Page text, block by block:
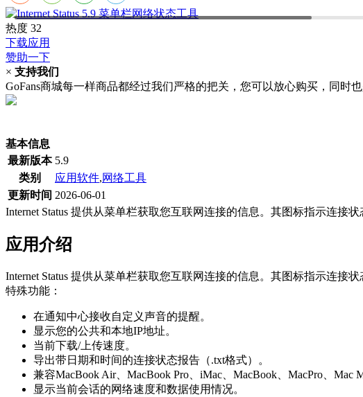
热度 32
下载应用
赞助一下
× 支持我们
GoFans商城每一样商品都经过我们严格的把关，您可以放心购买，同时
基本信息
最新版本 5.9
类别
应用软件,网络工具
更新时间 2026-06-01
Internet Status 提供从菜单栏获取您互联网连接的信息。其图标指示连接
应用介绍
Internet Status 提供从菜单栏获取您互联网连接的信息。其图标指示连接
特殊功能：
在通知中心接收自定义声音的提醒。
显示您的公共和本地IP地址。
当前下载/上传速度。
导出带日期和时间的连接状态报告（.txt格式）。
兼容MacBook Air、MacBook Pro、iMac、MacBook、MacPro、Mac
显示当前会话的网络速度和数据使用情况。